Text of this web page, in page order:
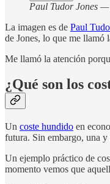
Paul Tudor Jones
La imagen es de Paul
de Jones, lo que me llamó
Me llamó la atención
¿Qué son los
Un coste hundido en
futura. Sin embargo, una y
Un ejemplo práctico de
momento vemos que